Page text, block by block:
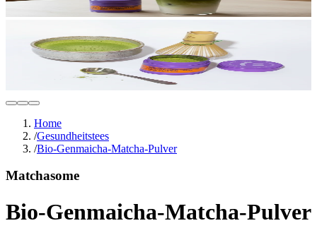
Home
/Gesundheitstees
/Bio-Genmaicha-Matcha-Pulver
Matchasome
Bio-Genmaicha-Matcha-Pulver